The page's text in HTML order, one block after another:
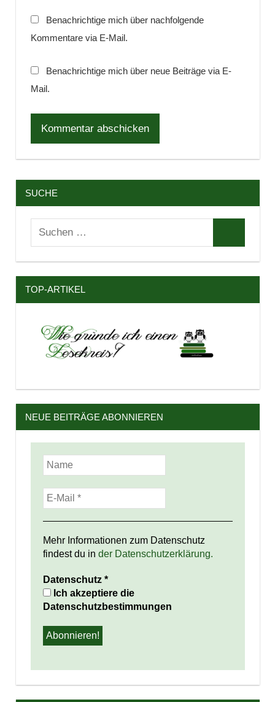
Benachrichtige mich über nachfolgende
Kommentare via E-Mail.
Benachrichtige mich über neue Beiträge via E-
Mail.
SUCHE
Suchen
TOP-ARTIKEL
NEUE BEITRÄGE ABONNIEREN
Mehr Informationen zum Datenschutz
findest du in der Datenschutzerklärung.
Datenschutz *
Ich akzeptiere die
Datenschutzbestimmungen